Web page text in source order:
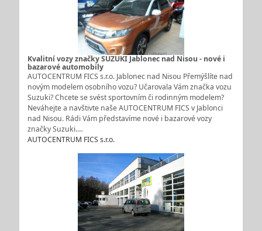
Kvalitní vozy značky SUZUKI Jablonec nad Nisou - nové i
bazarové automobily
AUTOCENTRUM FICS s.r.o. Jablonec nad Nisou Přemýšlíte nad
novým modelem osobního vozu? Učarovala Vám značka vozu
Suzuki? Chcete se svést sportovním či rodinným modelem?
Neváhejte a navštivte naše AUTOCENTRUM FICS v Jablonci
nad Nisou. Rádi Vám představíme nové i bazarové vozy
značky Suzuki.…
AUTOCENTRUM FICS s.r.o.